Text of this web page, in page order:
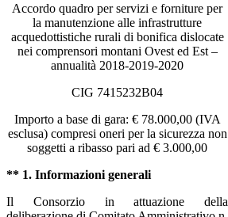
Accordo quadro per servizi e forniture per
la manutenzione alle infrastrutture
acquedottistiche rurali di bonifica dislocate
nei comprensori montani Ovest ed Est –
annualità 2018-2019-2020
CIG 7415232B04
Importo a base di gara: € 78.000,00 (IVA
esclusa) compresi oneri per la sicurezza non
soggetti a ribasso pari ad € 3.000,00
** 1. Informazioni generali
Il Consorzio in attuazione della